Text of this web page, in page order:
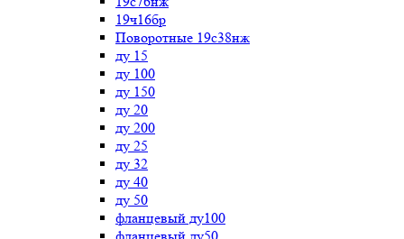
19ч16бр
Поворотные 19с38нж
ду 15
ду 100
ду 150
ду 20
ду 200
ду 25
ду 32
ду 40
ду 50
фланцевый ду100